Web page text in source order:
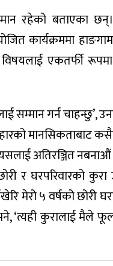
रहेको बताएका
कार्यक्रममा
एकतर्फी रूपमा
सम्मान गर्न चाहन्छु’,
मानसिकताबाट
अतिरञ्जित नबनाऔं
र घरपरिवारको
मेरो ५ वर्षको छोरी
‘त्यही कुरालाई मैले